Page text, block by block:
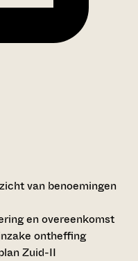
van benoemingen
en overeenkomst
ontheffing
Zuid-II